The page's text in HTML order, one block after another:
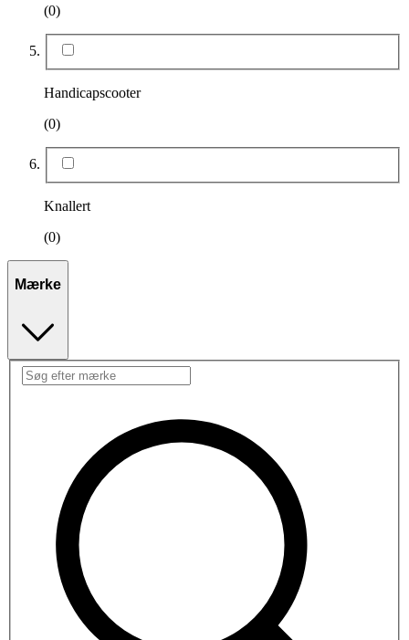
(0)
Handicapscooter
(0)
Knallert
(0)
Mærke